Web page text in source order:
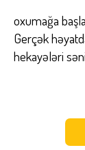
oxumağa
Gerçək
hekayələri